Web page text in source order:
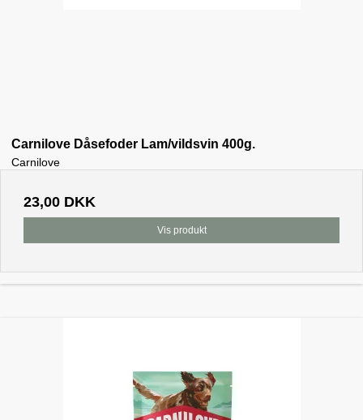
Carnilove Dåsefoder Lam/vildsvin 400g.
Carnilove
23,00 DKK
Vis produkt